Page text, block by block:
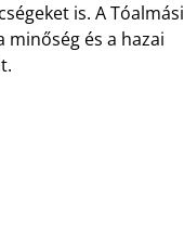
is. A Tóalmási
minőség és a hazai